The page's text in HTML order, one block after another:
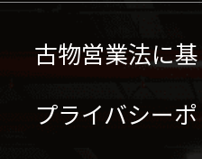
古物営業法に
プライバシー